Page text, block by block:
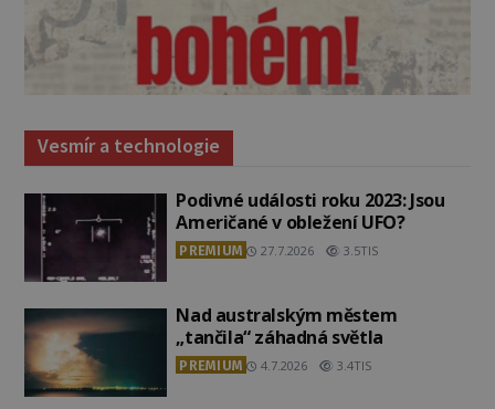
Vesmír a technologie
Podivné události roku 2023: Jsou
Američané v obležení UFO?
PREMIUM 27.7.2026 3.5TIS
Nad australským městem
„tančila“ záhadná světla
PREMIUM 4.7.2026 3.4TIS